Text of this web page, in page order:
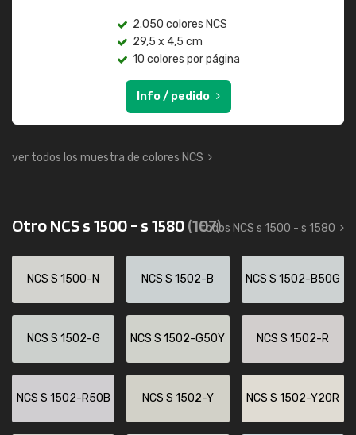
2.050 colores NCS
29,5 x 4,5 cm
10 colores por página
Info / pedido
ver todos los muestra de colores NCS
Otro NCS s 1500 - s 1580(107)
todos NCS s 1500 - s 1580
NCS S 1500-N NCS S 1502-B NCS S 1502-B50G
NCS S 1502-G NCS S 1502-G50Y NCS S 1502-R
NCS S 1502-R50B NCS S 1502-Y NCS S 1502-Y20R